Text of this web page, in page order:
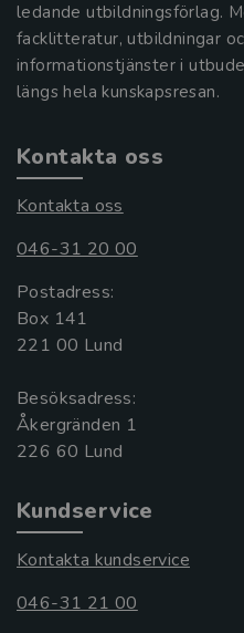
ledande utbildningsförlag.
facklitteratur, utbildningar
informationstjänster i
längs hela kunskapsresan.
Kontakta oss
Kontakta oss
046-31 20 00
Postadress:
Box 141
221 00 Lund
Besöksadress:
Åkergränden 1
Kundservice
Kontakta kundservice
046-31 21 00